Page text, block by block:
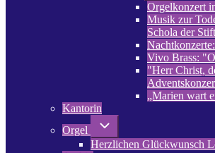
2024
Orgelkonzert
Musik zur
Schola der
Vivo Brass:
"Herr Christ,
„Marien wart
Kantorin
Orgel
Unternavigation
Orgel
Herzlichen Glückwunsch